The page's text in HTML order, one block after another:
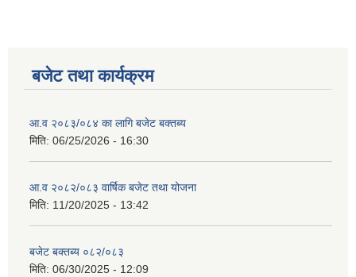
बजेट तथा कार्यक्रम
आ.व २०८३/०८४ का लागि बजेट बक्तब्य
मिति: 06/25/2026 - 16:30
आ.व २०८२/०८३ वार्षिक बजेट तथा योजना
मिति: 11/20/2025 - 13:42
बजेट बक्तब्य ०८२/०८३
मिति: 06/30/2025 - 12:09